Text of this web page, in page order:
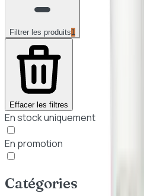
Filtrer les produits1
Effacer les filtres
En stock uniquement
En promotion
Catégories